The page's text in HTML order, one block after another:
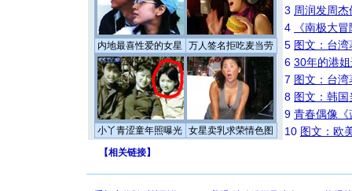
内地最喜性爱的女星 万人签名拒吃麦当劳
小丫青涩童年照曝光 女星卖乳求荣情色图
3 周润发周
4
《南极大
5 图文：台
6 30年的港
7 图文：台
8 图文：韩
9 青春偶像《
10 图文：欧
【相关链接】